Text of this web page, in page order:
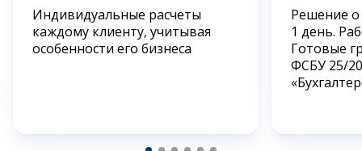
Индивидуальные расчеты
каждому клиенту, учитывая
особенности его бизнеса
Решение
1 день.
Готовые
ФСБУ 25/